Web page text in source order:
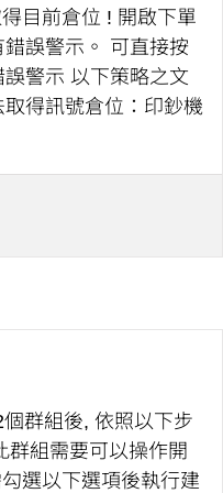
目前倉位 ! 開啟下單
誤警示。 可直接按
警示 以下策略之文
得訊號倉位：印鈔機
群組後, 依照以下步
群組需要可以操作開
選以下選項後執行建